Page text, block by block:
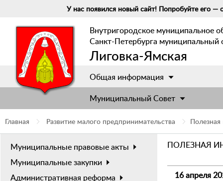
У нас появился новый сайт! Попробуйте его —
Внутригородское муниципальное
Санкт-Петербурга муниципальный
Лиговка-Ямская
Общая информация
Муниципальный Cовет
Главная Развитие малого предпринимательства
Муниципальные правовые акты
Муниципальные закупки
Административная реформа
ПОЛЕЗНАЯ
16 апреля